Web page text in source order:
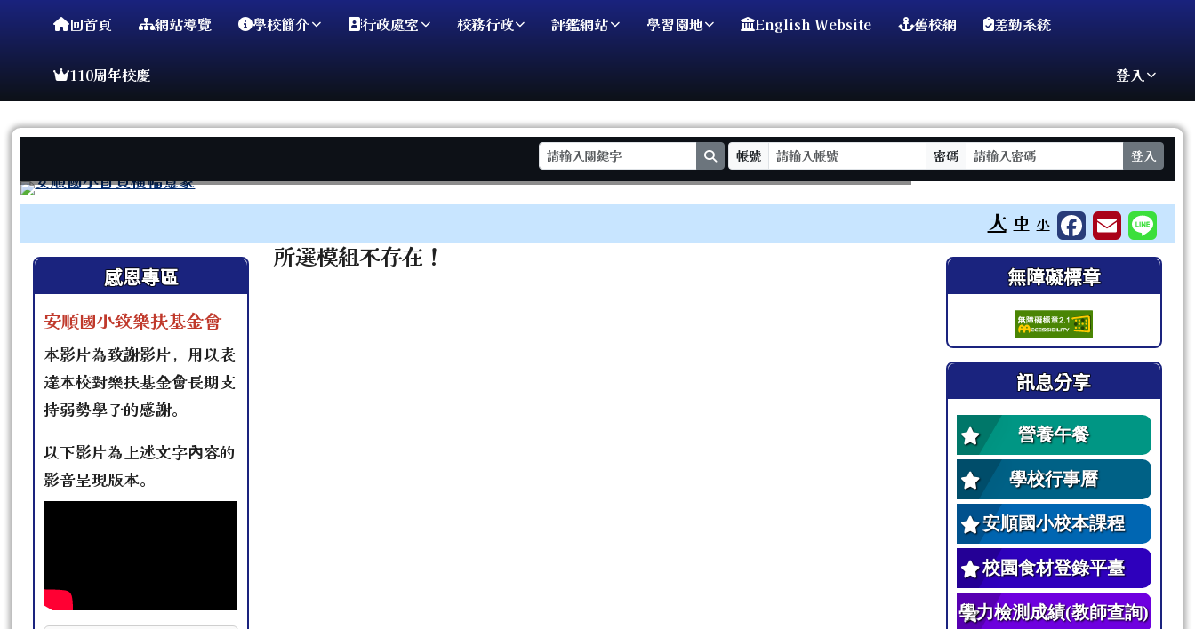
臺南市安順國小
導覽列回首頁 網站導覽 學校簡介 行政處室 校務行政 評鑑網站 學習園地 English Website 舊校網 差勤系統
110周年校慶 登入
search
帳號 密碼 登入
⏸
大 中 小
左邊區域內容
感恩專區
安順國小致樂扶基金會
本影片為致謝影片，用以表
達本校對樂扶基金會長期支
持弱勢學子的感謝。
以下影片為上述文字內容的
影音呈現版本。
主內容區域
所選模組不存在！ 右邊區域內容
無障礙標章
訊息分享
營養午餐
學校行事曆
安順國小校本課程
校園食材登錄平臺
學力檢測成績(教師查詢)
頁尾區域